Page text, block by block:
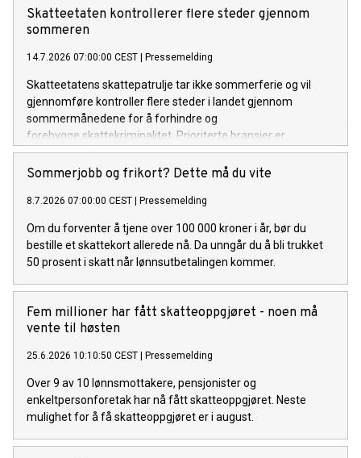
Skatteetaten kontrollerer flere steder gjennom
sommeren
14.7.2026 07:00:00 CEST Pressemelding
Skatteetatens skattepatrulje tar ikke sommerferie og vil
gjennomføre kontroller flere steder i landet gjennom
sommermånedene for å forhindre og
forebygge skattekriminalitet. Prioriterte bransjer er
byggeplasser, transport, serveringssteder og andre
personallistepliktige bransjer.
Sommerjobb og frikort? Dette må du vite
8.7.2026 07:00:00 CEST Pressemelding
Om du forventer å tjene over 100 000 kroner i år, bør du
bestille et skattekort allerede nå. Da unngår du å bli trukket
50 prosent i skatt når lønnsutbetalingen kommer.
Fem millioner har fått skatteoppgjøret - noen må
vente til høsten
25.6.2026 10:10:50 CEST Pressemelding
Over 9 av 10 lønnsmottakere, pensjonister og
enkeltpersonforetak har nå fått skatteoppgjøret. Neste
mulighet for å få skatteoppgjøret er i august.